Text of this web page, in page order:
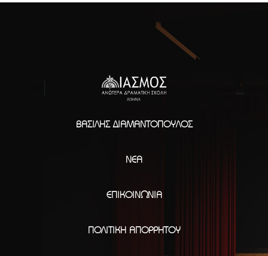
ΒΑΣΊΛΗΣ ΔΙΑΜΑΝΤΌΠΟΥΛΟΣ
ΝΈΑ
ΕΠΙΚΟΙΝΩΝΊΑ
ΠΟΛΙΤΙΚΉ ΑΠΟΡΡΉΤΟΥ